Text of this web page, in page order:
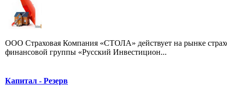
ООО Страховая Компания «СТОЛА» действует на рынке
финансовой группы «Русский Инвестицион...
Капитал - Резерв